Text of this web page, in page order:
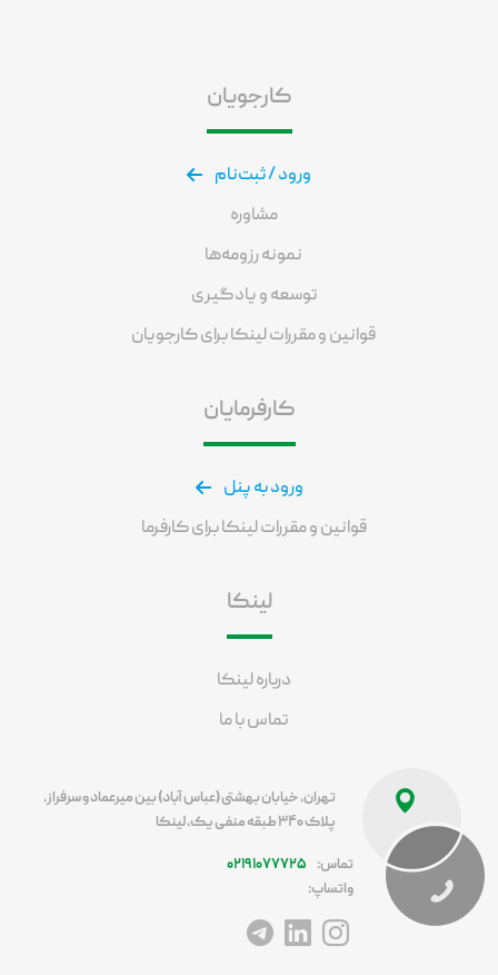
کارجویان
ورود / ثبت‌نام
مشاوره
نمونه رزومه‌ها
توسعه و یادگیری
قوانین و مقررات لینکا برای کارجویان
کارفرمایان
ورود به پنل
قوانین و مقررات لینکا برای کارفرما
لینکا
درباره لینکا
تماس با ما
تهران، خیابان بهشتی (عباس آباد) بین میرعماد و سرفراز،
پلاک ۳۴۰ طبقه منفی یک، لینکا
تماس:
۰۲۱۹۱۰۷۷۷۲۵
واتساپ:
آدرس اینستاگرام
آدرس لینکداین
آدرس تلگرام